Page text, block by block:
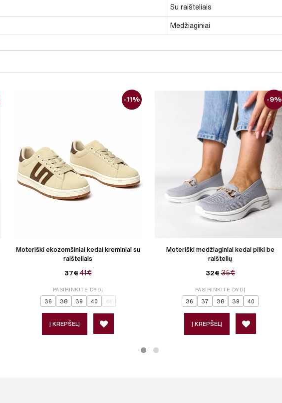
Su raišteliais
Medžiaginiai
Moteriški ekozomšiniai kedai kreminiai su
raišteliais
37€ 41€
-11%
PASIRINKITE DYDĮ
36 38 39 40 41
Į KREPŠELĮ
Moteriški medžiaginiai kedai pilki be
raištelių
32€ 35€
-9%
PASIRINKITE DYDĮ
36 37 38 39 40
Į KREPŠELĮ